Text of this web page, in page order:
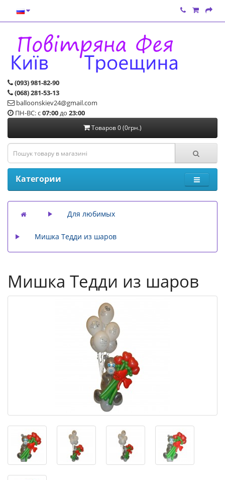
(093) 981-82-90
(068) 281-53-13
balloonskiev24@gmail.com
ПН-ВС: с07:00до 23:00
Товаров 0 (0грн.)
Категории
Для любимых
Мишка Тедди из шаров
Мишка Тедди из шаров